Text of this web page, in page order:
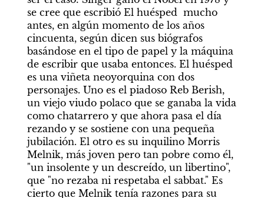
se cree que escribió El huésped  mucho
antes, en algún momento de los años
cincuenta, según dicen sus biógrafos
basándose en el tipo de papel y la máquina
de escribir que usaba entonces. El huésped
es una viñeta neoyorquina con dos
personajes. Uno es el piadoso Reb Berish,
un viejo viudo polaco que se ganaba la vida
como chatarrero y que ahora pasa el día
rezando y se sostiene con una pequeña
jubilación. El otro es su inquilino Morris
Melnik, más joven pero tan pobre como él,
"un insolente y un descreído, un libertino",
que "no rezaba ni respetaba el sabbat." Es
cierto que Melnik tenía razones para su